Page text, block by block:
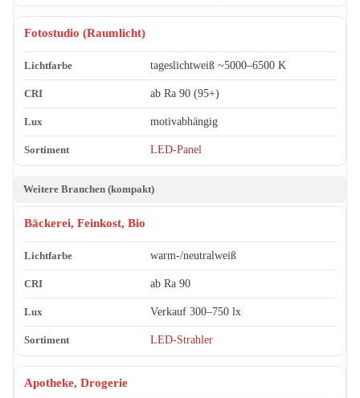
Fotostudio (Raumlicht)
tageslichtweiß ~5000–6500 K
ab Ra 90 (95+)
motivabhängig
LED-Panel
Weitere Branchen (kompakt)
Bäckerei, Feinkost, Bio
warm-/neutralweiß
ab Ra 90
Verkauf 300–750 lx
LED-Strahler
Apotheke, Drogerie